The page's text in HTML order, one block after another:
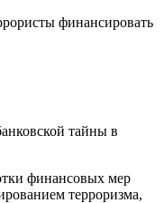
финансировать
тайны в
финансовых мер
терроризма,